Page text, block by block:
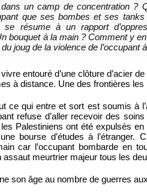
un camp de concentration ?
que ses bombes et ses
se résume à un rapport
bouquet à la main ? Comment y
joug de la violence de l’occupant
entouré d’une clôture d’acier
à distance. Une des frontières
ce qui entre et sort est soumis à
refuse d’aller recevoir des
Palestiniens ont été expulsés
bourse d’études à
car l’occupant bombarde en
assaut meurtrier majeur tous les
son âge au nombre de guerres